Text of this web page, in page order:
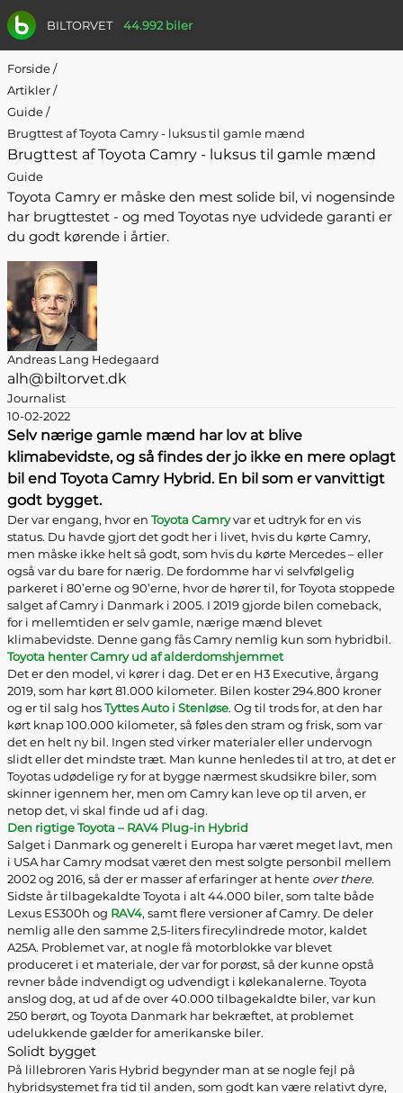
BILTORVET 44.992 biler
Forside/
Artikler/
Guide/
Brugttest af Toyota Camry - luksus til gamle mænd
Brugttest af Toyota Camry - luksus til gamle mænd
Guide
Toyota Camry er måske den mest solide bil, vi nogensinde
har brugttestet - og med Toyotas nye udvidede garanti er
du godt kørende i årtier.
Andreas Lang Hedegaard
alh@biltorvet.dk
Journalist
10-02-2022
Selv nærige gamle mænd har lov at blive
klimabevidste, og så findes der jo ikke en mere oplagt
bil end Toyota Camry Hybrid. En bil som er vanvittigt
godt bygget.
Der var engang, hvor en Toyota Camryvar et udtryk for en vis
status. Du havde gjort det godt her i livet, hvis du kørte Camry,
men måske ikke helt så godt, som hvis du kørte Mercedes – eller
også var du bare for nærig. De fordomme har vi selvfølgelig
parkeret i 80’erne og 90’erne, hvor de hører til, for Toyota stoppede
salget af Camry i Danmark i 2005. I 2019 gjorde bilen comeback,
for i mellemtiden er selv gamle, nærige mænd blevet
klimabevidste. Denne gang fås Camry nemlig kun som hybridbil.
Toyota henter Camry ud af alderdomshjemmet
Det er den model, vi kører i dag. Det er en H3 Executive, årgang
2019, som har kørt 81.000 kilometer. Bilen koster 294.800 kroner
og er til salg hosTyttes Auto i Stenløse. Og til trods for, at den har
kørt knap 100.000 kilometer, så føles den stram og frisk, som var
det en helt ny bil. Ingen sted virker materialer eller undervogn
slidt eller det mindste træt. Man kunne henledes til at tro, at det er
Toyotas udødelige ry for at bygge nærmest skudsikre biler, som
skinner igennem her, men om Camry kan leve op til arven, er
netop det, vi skal finde ud af i dag.
Den rigtige Toyota – RAV4 Plug-in Hybrid
Salget i Danmark og generelt i Europa har været meget lavt, men
i USA har Camry modsat været den mest solgte personbil mellem
2002 og 2016, så der er masser af erfaringer at hente over there.
Sidste år tilbagekaldte Toyota i alt 44.000 biler, som talte både
Lexus ES300h og RAV4, samt flere versioner af Camry. De deler
nemlig alle den samme 2,5-liters firecylindrede motor, kaldet
A25A. Problemet var, at nogle få motorblokke var blevet
produceret i et materiale, der var for porøst, så der kunne opstå
revner både indvendigt og udvendigt i kølekanalerne. Toyota
anslog dog, at ud af de over 40.000 tilbagekaldte biler, var kun
250 berørt, og Toyota Danmark har bekræftet, at problemet
udelukkende gælder for amerikanske biler.
Solidt bygget
På lillebroren Yaris Hybrid begynder man at se nogle fejl på
hybridsystemet fra tid til anden, som godt kan være relativt dyre,